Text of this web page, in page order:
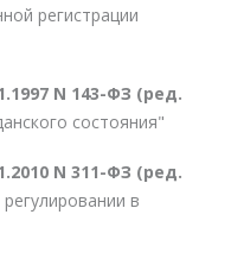
регистрации
N 143-ФЗ (ред.
состояния"
N 311-ФЗ (ред.
в